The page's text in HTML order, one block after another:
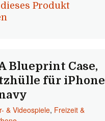
Produkt
Blueprint Case,
für iPhone
& Videospiele, Freizeit &